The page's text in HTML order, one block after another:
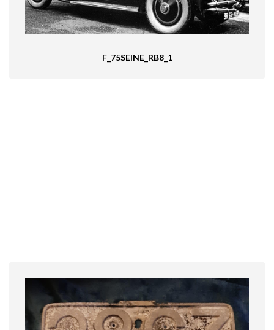
F_75SEINE_RB8_1